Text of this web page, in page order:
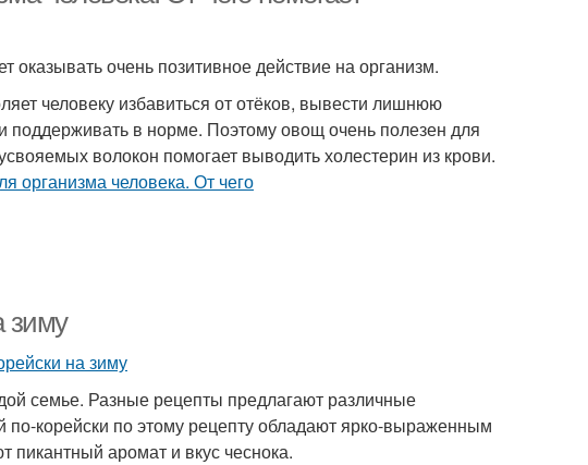
очень позитивное действие на организм.
человеку избавиться от отёков, вывести лишнюю
поддерживать в норме. Поэтому овощ очень полезен для
волокон помогает выводить холестерин из крови.
зиму
семье. Разные рецепты предлагают различные
корейски по этому рецепту обладают ярко-выраженным
аромат и вкус чеснока.